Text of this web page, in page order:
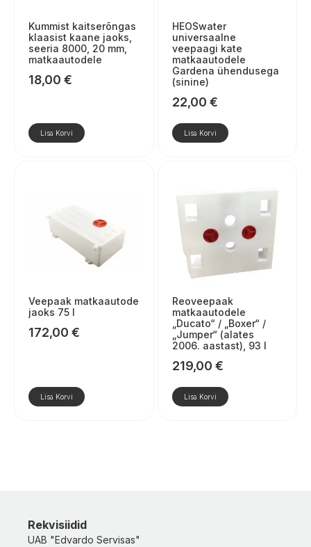
Kummist kaitserõngas
klaasist kaane jaoks,
seeria 8000, 20 mm,
matkaautodele
18,00 €
Lisa Korvi
HEOSwater
universaalne
veepaagi kate
matkaautodele
Gardena ühendusega
(sinine)
22,00 €
Lisa Korvi
Veepaak matkaautode
jaoks 75 l
172,00 €
Lisa Korvi
Reoveepaak
matkaautodele
„Ducato“ / „Boxer“ /
„Jumper“ (alates
2006. aastast), 93 l
219,00 €
Lisa Korvi
Rekvisiidid
UAB "Edvardo Servisas"